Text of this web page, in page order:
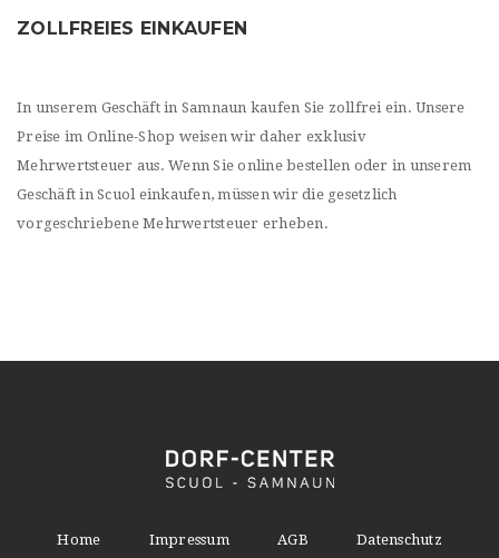
ZOLLFREIES EINKAUFEN
In unserem Geschäft in Samnaun kaufen Sie zollfrei ein. Unsere
Preise im Online-Shop weisen wir daher exklusiv
Mehrwertsteuer aus. Wenn Sie online bestellen oder in unserem
Geschäft in Scuol einkaufen, müssen wir die gesetzlich
vorgeschriebene Mehrwertsteuer erheben.
Home Impressum AGB Datenschutz